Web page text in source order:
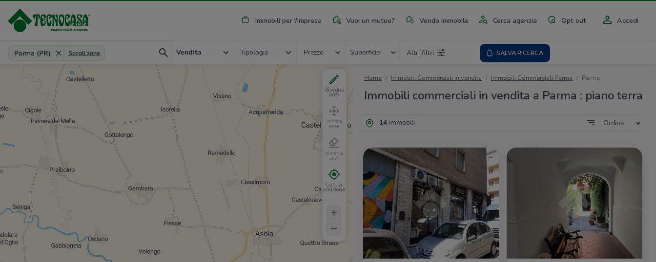
Immobili per l'impresa Vuoi un mutuo? Vendo immobile Cerca agenzia Opt out Accedi
Provincia, comune, zona, riferimento
Parma (PR) Scegli zone Vendita Tipologia Prezzo Superficie Altri filtri SALVA RICERCA
Home Immobili Commerciali in vendita Immobili Commerciali Parma Parma
Immobili commerciali in vendita a Parma : piano terra
14immobili Ordina
disegna
area
sposta
area
elimina
area
La tua
posizione
+
–